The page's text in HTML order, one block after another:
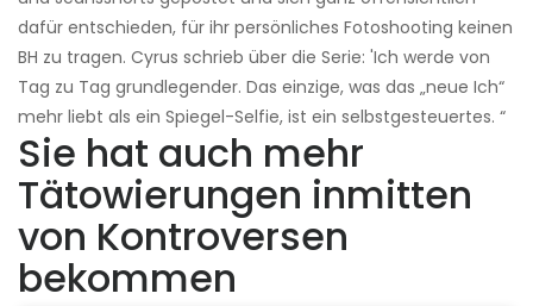
dafür entschieden, für ihr persönliches Fotoshooting keinen
BH zu tragen. Cyrus schrieb über die Serie: 'Ich werde von
Tag zu Tag grundlegender. Das einzige, was das „neue Ich“
mehr liebt als ein Spiegel-Selfie, ist ein selbstgesteuertes. “
Sie hat auch mehr
Tätowierungen inmitten
von Kontroversen
bekommen